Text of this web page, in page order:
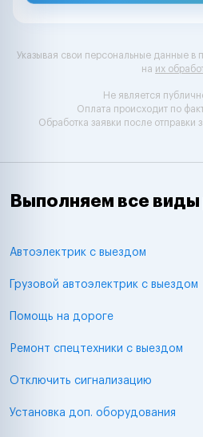
Указывая свои персональные данные в
на их
Не является
Оплата происходит по
Обработка заявки после отправки
Выполняем все виды
Автоэлектрик с выездом
Грузовой автоэлектрик с выездом
Помощь на дороге
Ремонт спецтехники с выездом
Отключить сигнализацию
Установка доп. оборудования